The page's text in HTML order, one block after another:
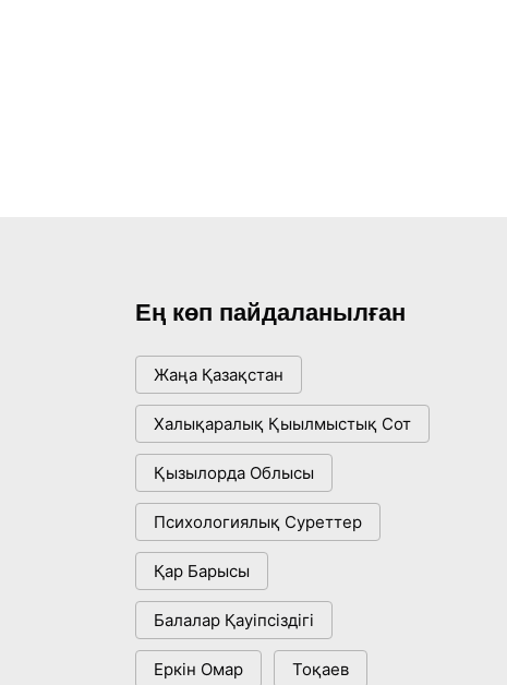
Ең көп пайдаланылған
Жаңа Қазақстан
Халықаралық Қыылмыстық Сот
Қызылорда Облысы
Психологиялық Суреттер
Қар Барысы
Балалар Қауіпсіздігі
Еркін Омар Тоқаев